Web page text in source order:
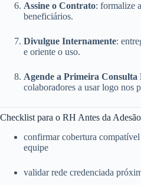
Assine o Contrato: formalize
beneficiários.
Divulgue Internamente:
e oriente o uso.
Agende a Primeira Consulta
colaboradores a usar logo nos
Checklist para o RH Antes da Adesão
confirmar cobertura compatível
equipe
validar rede credenciada